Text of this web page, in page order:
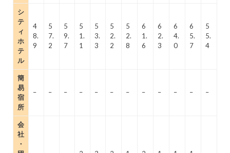
シ
テ
ィ
ホ
テ
ル
4
8.
9
5
7.
2
5
9.
7
5
1.
1
5
3.
3
5
2.
2
5
2.
8
6
1.
6
6
2.
3
6
4.
0
6
5.
7
5
5.
4
簡
易
宿
所
– – – – – – – – – – – –
会
社
・